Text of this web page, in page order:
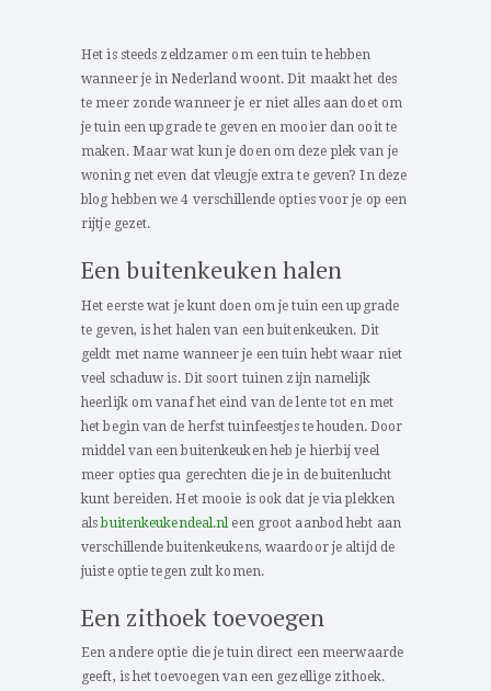
Het is steeds zeldzamer om een tuin te hebben
wanneer je in Nederland woont. Dit maakt het des
te meer zonde wanneer je er niet alles aan doet om
je tuin een upgrade te geven en mooier dan ooit te
maken. Maar wat kun je doen om deze plek van je
woning net even dat vleugje extra te geven? In deze
blog hebben we 4 verschillende opties voor je op een
rijtje gezet.
Een buitenkeuken halen
Het eerste wat je kunt doen om je tuin een upgrade
te geven, is het halen van een buitenkeuken. Dit
geldt met name wanneer je een tuin hebt waar niet
veel schaduw is. Dit soort tuinen zijn namelijk
heerlijk om vanaf het eind van de lente tot en met
het begin van de herfst tuinfeestjes te houden. Door
middel van een buitenkeuken heb je hierbij veel
meer opties qua gerechten die je in de buitenlucht
kunt bereiden. Het mooie is ook dat je via plekken
alsbuitenkeukendeal.nl een groot aanbod hebt aan
verschillende buitenkeukens, waardoor je altijd de
juiste optie tegen zult komen.
Een zithoek toevoegen
Een andere optie die je tuin direct een meerwaarde
geeft, is het toevoegen van een gezellige zithoek.